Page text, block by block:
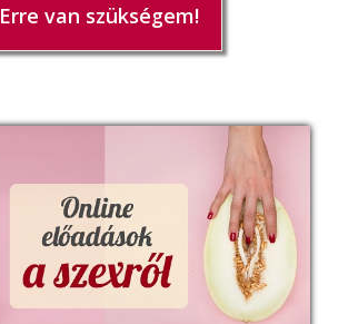
Erre van szükségem!